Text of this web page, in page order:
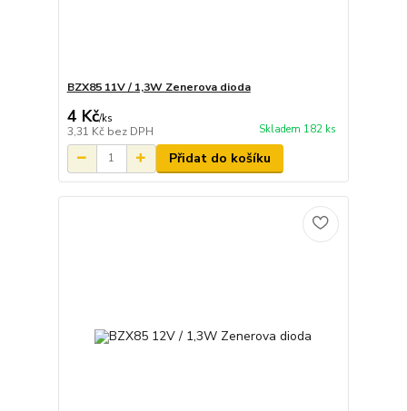
BZX85 11V / 1,3W Zenerova dioda
4 Kč/ks
3,31 Kč bez DPH Skladem 182 ks
Přidat do košíku